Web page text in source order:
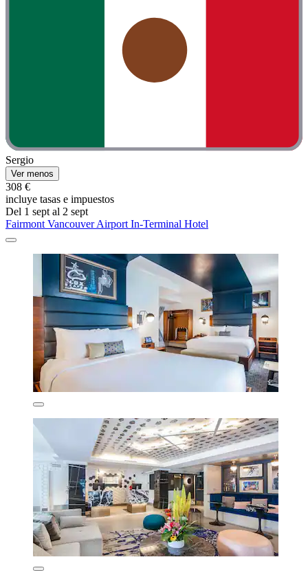
Sergio
Ver menos
308 €
incluye tasas e impuestos
Del 1 sept al 2 sept
Fairmont Vancouver Airport In-Terminal Hotel